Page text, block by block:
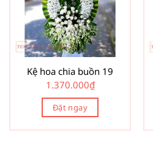
Kệ hoa chia buồn 19
1.370.000₫
Đặt ngay